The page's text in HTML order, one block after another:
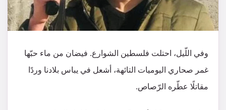
وفي اللّيل، احتلت فلسطين الشوارع. فيضان من ماء حبّها
غمر صحاري اليوميات التائهة، أشعل في يباس بلادنا وردًا
مقاتلًا عطّره الرّصاص.